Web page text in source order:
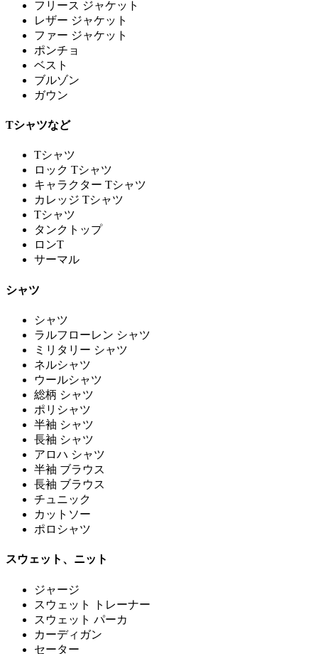
フリース ジャケット
レザー ジャケット
ファー ジャケット
ポンチョ
ベスト
ブルゾン
ガウン
Tシャツなど
Tシャツ
ロック Tシャツ
キャラクター Tシャツ
カレッジ Tシャツ
Tシャツ
タンクトップ
ロンT
サーマル
シャツ
シャツ
ラルフローレン シャツ
ミリタリー シャツ
ネルシャツ
ウールシャツ
総柄 シャツ
ポリシャツ
半袖 シャツ
長袖 シャツ
アロハ シャツ
半袖 ブラウス
長袖 ブラウス
チュニック
カットソー
ポロシャツ
スウェット、ニット
ジャージ
スウェット トレーナー
スウェット パーカ
カーディガン
セーター